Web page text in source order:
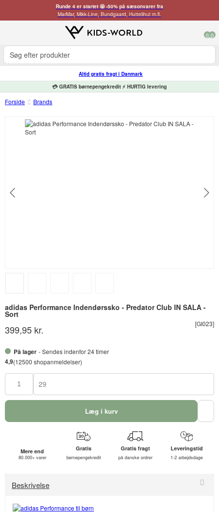
Runde 4 er startet 🤩 -50% på sæsonvarer fra
MarMar, Mikk-Line, Bundgaard, Huttelihut m.fl.
0 0
Altid gratis fragt i Danmark
💳 GRATIS børnepengekredit ⚡ HURTIG levering
Forside Brands
adidas Performance Indendørssko - Predator Club IN SALA -
Sort
[GI023]
399,95 kr.
På lager - Sendes indenfor 24 timer
4,9(12500 shopanmeldelser)
29
Læg i kurv
Mere end
80.000+ varer
Gratis
børnepengekredit
Gratis fragt
på danske ordrer
Leveringstid
1-2 arbejdsdage
Beskrivelse